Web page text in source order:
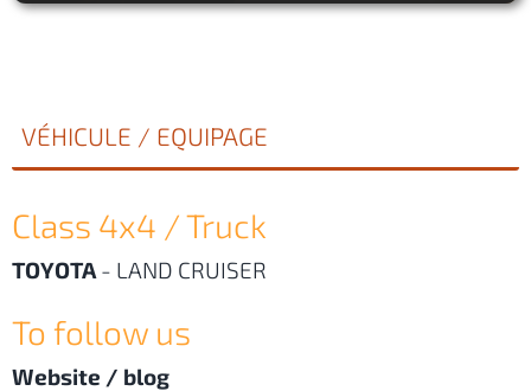
VÉHICULE / EQUIPAGE
Class 4x4 / Truck
TOYOTA - LAND CRUISER
To follow us
Website / blog